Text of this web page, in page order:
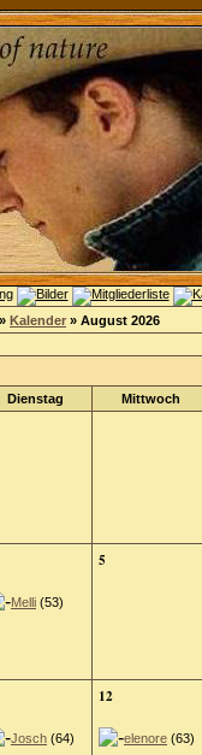
» Kalender » August 2026
Dienstag Mittwoch
Melli (53)
5
Josch (64)
12
elenore (63)